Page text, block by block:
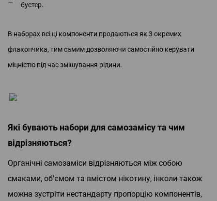
бустер.
В наборах всі ці компоненти продаються як 3 окремих
флакончика, тим самим дозволяючи самостійно керувати
міцністю під час змішування рідини.
Які бувають набори для самозамісу та чим
відрізняються?
Органічні самозаміси відрізняються між собою
смаками, об'ємом та вмістом нікотину, інколи також
можна зустріти нестандарту пропорцію компонентів,